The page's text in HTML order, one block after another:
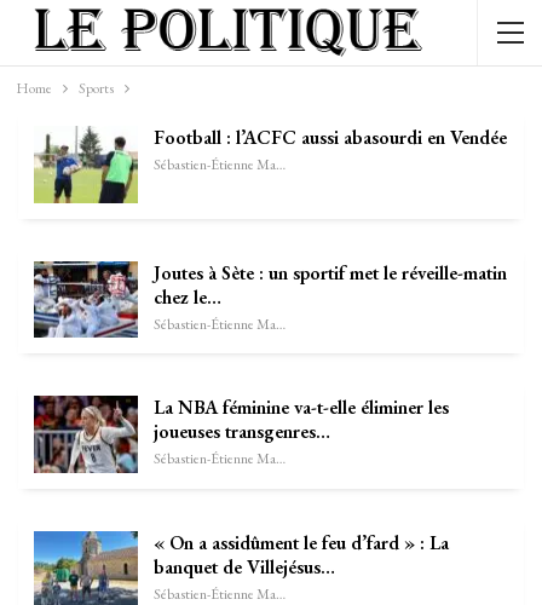
Home Sports
Football : l’ACFC aussi abasourdi en Vendée
Sébastien-Étienne Marechal
Joutes à Sète : un sportif met le réveille-matin
chez le…
Sébastien-Étienne Marechal
La NBA féminine va-t-elle éliminer les
joueuses transgenres…
Sébastien-Étienne Marechal
« On a assidûment le feu d’fard » : La
banquet de Villejésus…
Sébastien-Étienne Marechal